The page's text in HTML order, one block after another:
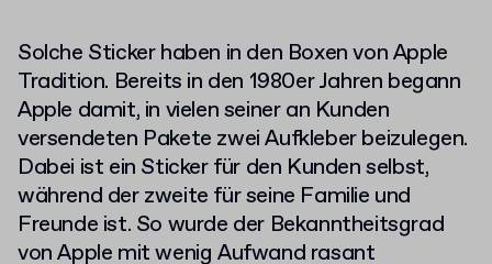
Solche Sticker haben in den Boxen von Apple
Tradition. Bereits in den 1980er Jahren begann
Apple damit, in vielen seiner an Kunden
versendeten Pakete zwei Aufkleber beizulegen.
Dabei ist ein Sticker für den Kunden selbst,
während der zweite für seine Familie und
Freunde ist. So wurde der Bekanntheitsgrad
von Apple mit wenig Aufwand rasant